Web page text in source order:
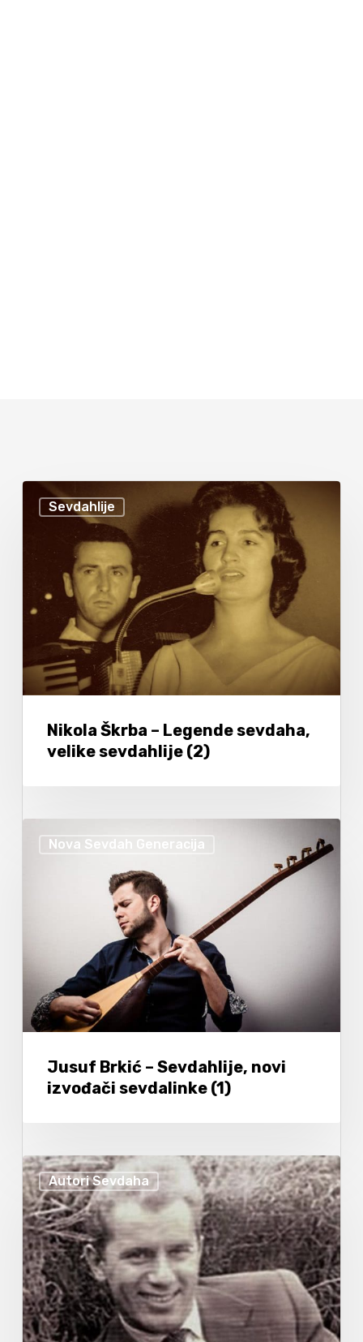
Sevdahlije
Nikola Škrba – Legende sevdaha,
velike sevdahlije (2)
Nova Sevdah Generacija
Jusuf Brkić – Sevdahlije, novi
izvođači sevdalinke (1)
Autori Sevdaha